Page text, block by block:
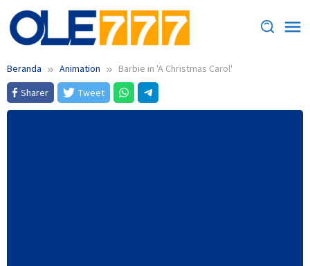
Loncat
ke
konten
Beranda Animation
Barbie in 'A Christmas Carol'
Sharer
Tweet